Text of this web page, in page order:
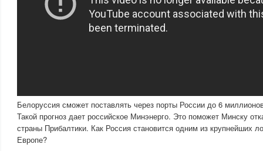
Белоруссия сможет поставлять через порты России до 6
Такой прогноз дает российское Минэнерго. Это поможет Минску
страны Прибалтики. Как Россия становится одним из крупнейших
Европе?